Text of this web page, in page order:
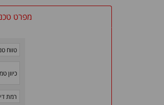
מפרט
טווח
כיוון
רמת